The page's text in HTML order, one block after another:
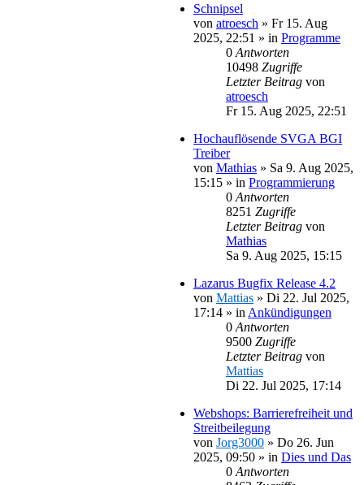
Schnipsel
von atroesch » Fr 15. Aug
2025, 22:51 » in Programme
0 Antworten
10498 Zugriffe
Letzter Beitrag von
atroesch
Fr 15. Aug 2025, 22:51
Hochauflösende SVGA BGI
Treiber
von Mathias » Sa 9. Aug 2025,
15:15 » in Programmierung
0 Antworten
8251 Zugriffe
Letzter Beitrag von
Mathias
Sa 9. Aug 2025, 15:15
Lazarus Bugfix Release 4.2
von Mattias » Di 22. Jul 2025,
17:14 » in Ankündigungen
0 Antworten
9500 Zugriffe
Letzter Beitrag von
Mattias
Di 22. Jul 2025, 17:14
Webshops: Barrierefreiheit und
Streitbeilegung
von Jorg3000 » Do 26. Jun
2025, 09:50 » in Dies und Das
0 Antworten